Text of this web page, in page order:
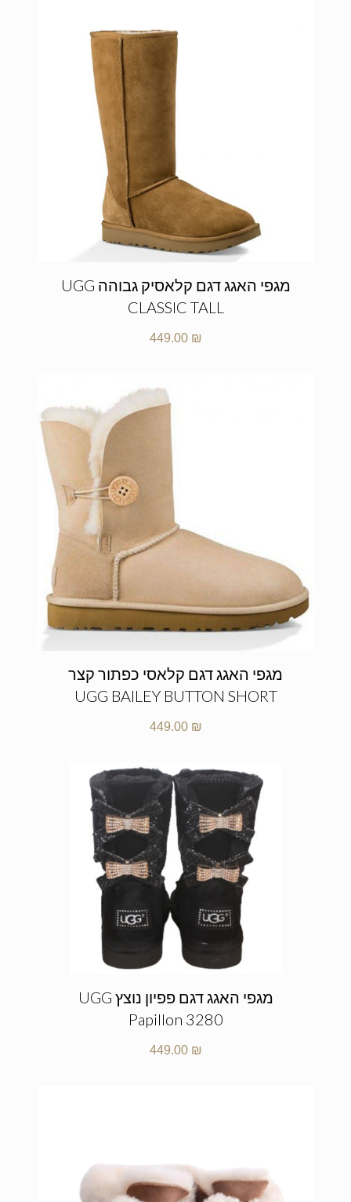
מגפי האגג דגם קלאסיק גבוהה UGG
CLASSIC TALL
449.00 ₪
מגפי האגג דגם קלאסי כפתור קצר
UGG BAILEY BUTTON SHORT
449.00 ₪
מגפי האגג דגם פפיון נוצץ UGG
Papillon 3280
449.00 ₪